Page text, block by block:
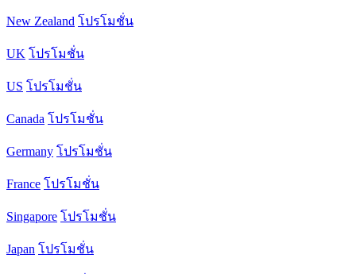
New Zealand โปรโมชั่น
UK โปรโมชั่น
US โปรโมชั่น
Canada โปรโมชั่น
Germany โปรโมชั่น
France โปรโมชั่น
Singapore โปรโมชั่น
Japan โปรโมชั่น